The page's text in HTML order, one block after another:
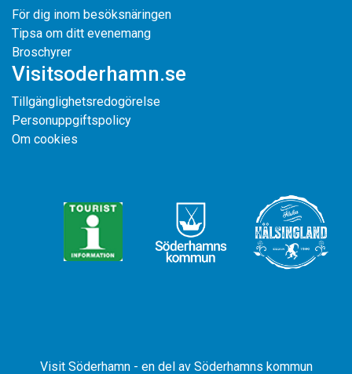
För dig inom besöksnäringen
Tipsa om ditt evenemang
Broschyrer
Visitsoderhamn.se
Tillgänglighetsredogörelse
Personuppgiftspolicy
Om cookies
Visit Söderhamn - en del av Söderhamns kommun